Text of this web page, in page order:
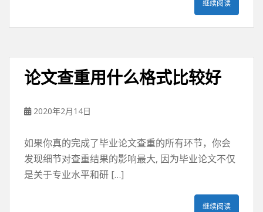
继续阅读
论文查重用什么格式比较好
2020年2月14日
如果你真的完成了毕业论文查重的所有环节，你会
发现细节对查重结果的影响最大, 因为毕业论文不仅
是关于专业水平和研 […]
继续阅读